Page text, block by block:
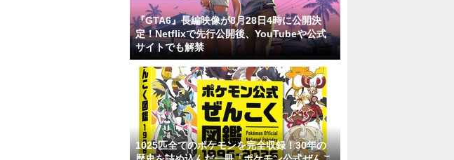
『GTA6』長編映像が8月28日4時に公開決
定！Netflixで先行公開後、YouTubeや公式
サイトでも解禁
1025匹全てのポケモンを完全収録！30年の